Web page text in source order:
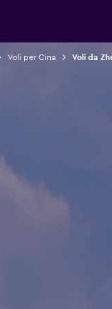
Voli per Cina Voli da